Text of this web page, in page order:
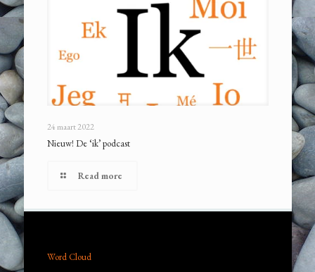
24 maart 2022
Nieuw! De ‘ik’ podcast
Read more
Word Cloud